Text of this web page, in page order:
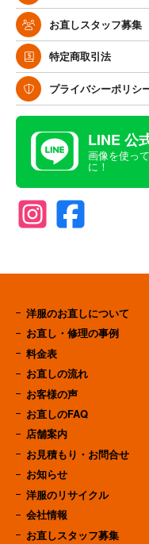
お直しスタッフ募集
特定商取引法
プライバシーポリシ
LINE 公
画像を使っ
に！
洋服のお直しについて
お直し・修理の事例
料金表
お直しの流れ
お客様の声
お直しのFAQ
店舗案内
お見積もり・お問合せ
お知らせ
洋服のリサイクル
会社情報
お直しスタッフ募集